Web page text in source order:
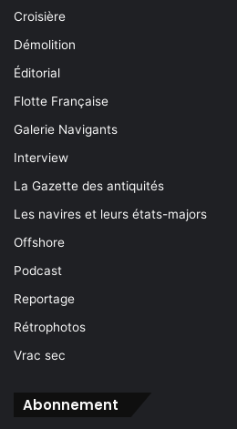
Croisière
Démolition
Éditorial
Flotte Française
Galerie Navigants
Interview
La Gazette des antiquités
Les navires et leurs états-majors
Offshore
Podcast
Reportage
Rétrophotos
Vrac sec
Abonnement